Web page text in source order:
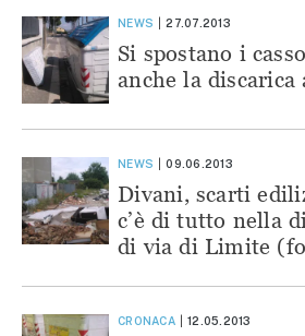
NEWS 27.07.2013
Si spostano i
anche la discarica
NEWS 09.06.2013
Divani, scarti
c’è di tutto nella
di via di Limite
CRONACA 12.05.2013